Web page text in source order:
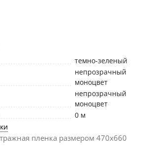
темно-зеленый
непрозрачный
моноцвет
непрозрачный
моноцвет
0 м
пленка размером 470х660